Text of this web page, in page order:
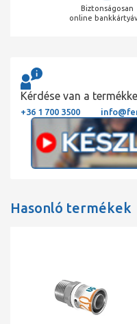
Biztonságosan
online
Kérdése van a
+36 1 700 3500
Hasonló termékek